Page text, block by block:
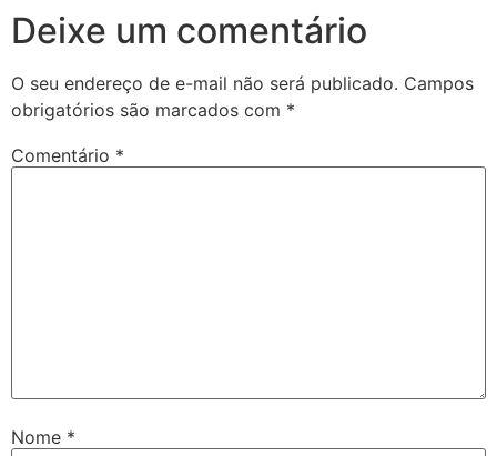
Deixe um comentário
O seu endereço de e-mail não será publicado. Campos
obrigatórios são marcados com *
Comentário *
Nome *